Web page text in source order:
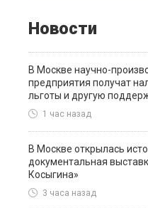
Новости
В Москве научно-
предприятия получат
льготы и другую
1 час назад
В Москве открылась
документальная
Косыгина»
3 часа назад